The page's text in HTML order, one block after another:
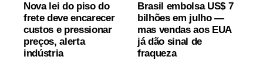
Nova lei do piso do
frete deve encarecer
custos e pressionar
preços, alerta
indústria
Brasil embolsa US$ 7
bilhões em julho —
mas vendas aos EUA
já dão sinal de
fraqueza